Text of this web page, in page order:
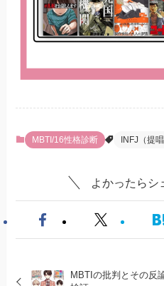
MBTI/16性格診断 INFJ（提唱
よかったらシ
MBTIの批判とその反